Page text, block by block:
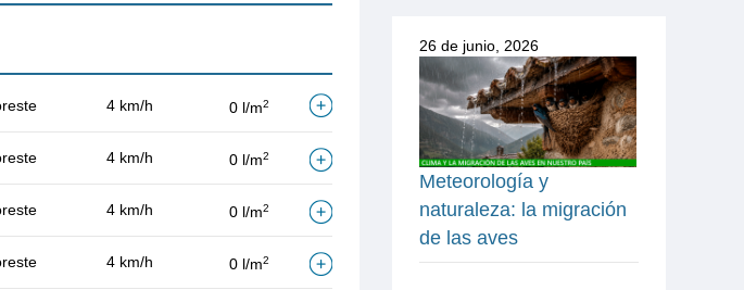
4 km/h 0 l/m2
4 km/h 0 l/m2
4 km/h 0 l/m2
4 km/h 0 l/m2
26 de junio, 2026
Meteorología y
naturaleza: la migración
de las aves